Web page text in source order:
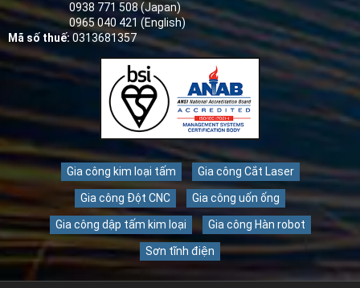
0938 771 508 (Japan)
0965 040 421 (English)
Mã số thuế: 0313681357
Gia công kim loại tấm Gia công Cắt Laser
Gia công Đột CNC Gia công uốn ống
Gia công dập tấm kim loại Gia công Hàn robot
Sơn tĩnh điện